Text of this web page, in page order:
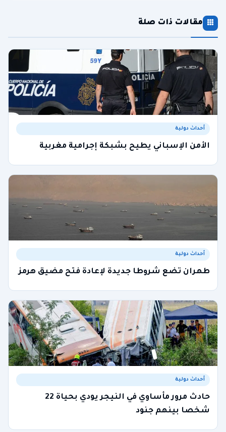
مقالات ذات صلة
أحداث دولية
الأمن الإسباني يطيح بشبكة إجرامية مغربية
أحداث دولية
طهران تضع شروطا جديدة لإعادة فتح مضيق هرمز
أحداث دولية
حادث مرور مأساوي في النيجر يودي بحياة 22
شخصا بينهم جنود